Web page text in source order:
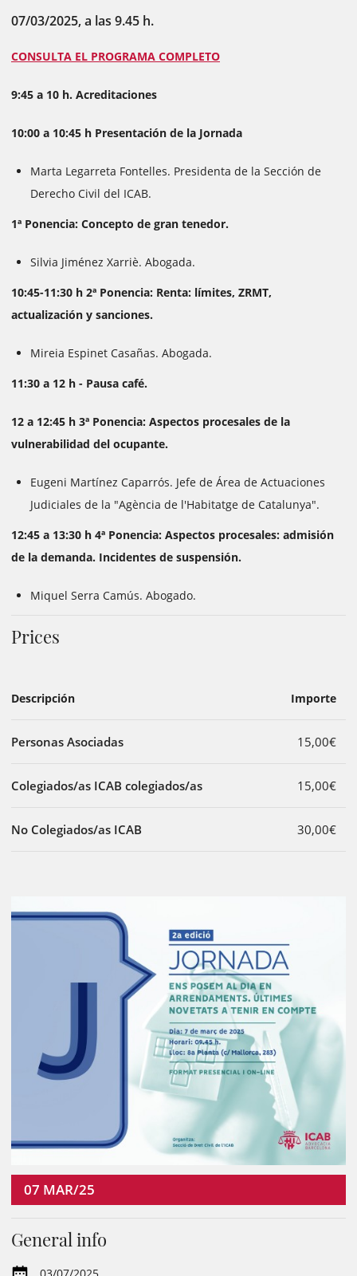
07/03/2025, a las 9.45 h.
CONSULTA EL PROGRAMA COMPLETO
9:45 a 10 h. Acreditaciones
10:00 a 10:45 h Presentación de la Jornada
Marta Legarreta Fontelles. Presidenta de la Sección de
Derecho Civil del ICAB.
1ª Ponencia: Concepto de gran tenedor.
Silvia Jiménez Xarriè. Abogada.
10:45-11:30 h 2ª Ponencia: Renta: límites, ZRMT,
actualización y sanciones.
Mireia Espinet Casañas. Abogada.
11:30 a 12 h - Pausa café.
12 a 12:45 h 3ª Ponencia: Aspectos procesales de la
vulnerabilidad del ocupante.
Eugeni Martínez Caparrós. Jefe de Área de Actuaciones
Judiciales de la "Agència de l'Habitatge de Catalunya".
12:45 a 13:30 h 4ª Ponencia: Aspectos procesales: admisión
de la demanda. Incidentes de suspensión.
Miquel Serra Camús. Abogado.
Prices
Descripción Importe
Personas Asociadas 15,00€
Colegiados/as ICAB colegiados/as 15,00€
No Colegiados/as ICAB 30,00€
07 MAR/25
General info